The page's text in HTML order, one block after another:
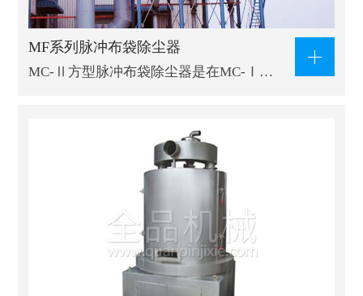
MF系列脉冲布袋除尘器
MC-Ⅱ方型脉冲布袋除尘器是在MC-Ⅰ…